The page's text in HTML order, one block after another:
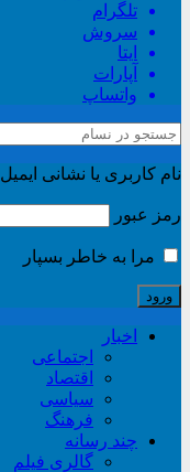
تلگرام
سروش
ایتا
آپارات
واتساپ
نام کاربری یا نشانی ایمیل
رمز عبور
مرا به خاطر بسپار
اخبار
اجتماعی
اقتصاد
سیاسی
فرهنگ
چند رسانه
گالری فیلم